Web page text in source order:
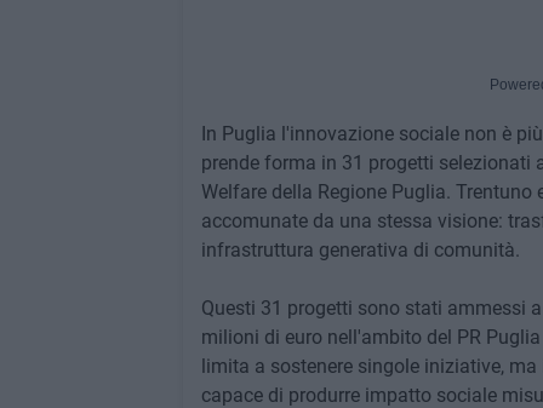
In Puglia l'innovazione sociale non è
prende forma in 31 progetti selezionati
Welfare della Regione Puglia.
accomunate da una stessa visione:
infrastruttura generativa di comunità.
Questi 31 progetti sono stati ammessi
milioni di euro nell'ambito del PR
limita a sostenere singole iniziative,
capace di produrre impatto sociale